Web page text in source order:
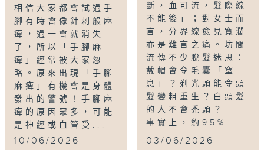
相信大家都會試過手
腳有時會像針刺般麻
痺，過一會就消失
了，所以「手腳麻
痺」經常被大家忽
略。原來出現「手腳
麻痺」有機會是身體
發出的警號！手腳麻
痺的原因眾多，可能
是神經或血管受...
10/06/2026
斷，血可流，髮際線
不能後」；對女士而
言，分界線愈見寬濶
亦是難言之痛。坊間
流傳不少脫髮迷思：
戴帽會令毛囊「窒
息」？剃光頭能令頭
髮變粗重生？白頭髮
的人不會禿頭？…
事實上，約95%...
03/06/2026